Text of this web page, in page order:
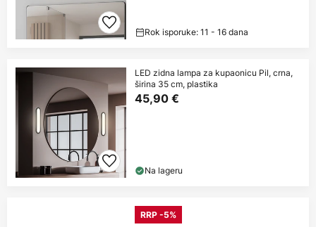
Rok isporuke: 11 - 16 dana
LED zidna lampa za kupaonicu Pil, crna,
širina 35 cm, plastika
45,90 €
Na lageru
RRP -5%